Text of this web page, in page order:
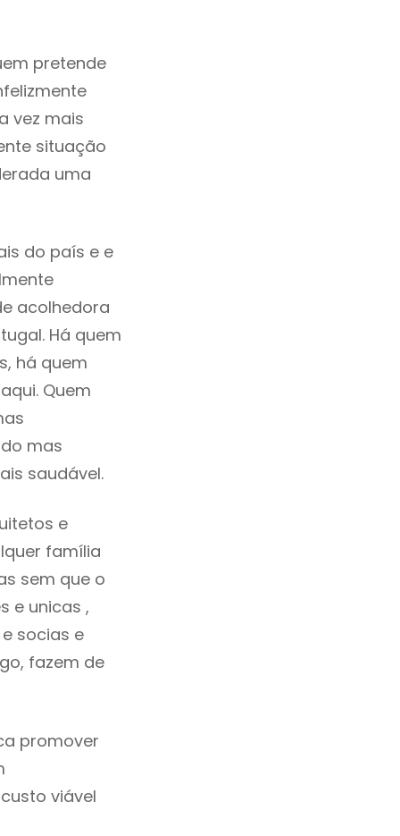
pretende
vez mais
situação
uma
do país e e
acolhedora
Há quem
há quem
Quem
mas
saudável.
e
família
sem que o
e unicas ,
socias e
fazem de
promover
viável